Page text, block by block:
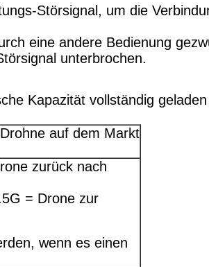
Störsignal, um die
eine andere Bedienung
unterbrochen.
Kapazität vollständig
auf dem Markt
zurück nach
= Drone zur
wenn es einen